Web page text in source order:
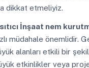
dikkat etmeliyiz.
İnşaat nem
müdahale önemlidir.
alanları etkili bir
etkinlikler veya